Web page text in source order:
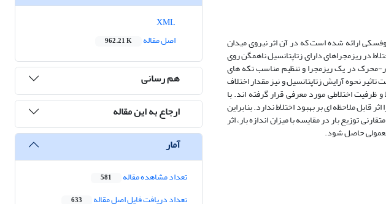
ارائه شده است که در آن اثر نیروی میدان
در ریزمجراهای دارای زتاپتانسیل ناهمگن روی
محرک در یک ریزمجرا و تنظیم مناسب تکه های
نحوه آرایش زتاپتانسیل و نیز مقدار اختلاف
و ظرفیت اختلاطی مورد معرفی قرار گرفته اند. با
ملاحظه ای بر بهبود اختلاط ندارد. بنابراین
توزیع بار در مقایسه با میزان اندازه بار، اثر
معمولی حاصل شود.
اصل مقاله
962.21 K
هم رسانی
ارجاع به این مقاله
آمار
تعداد مشاهده مقاله 581
تعداد دریافت فایل اصل مقاله 633